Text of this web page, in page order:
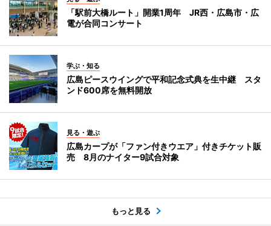
「駅前大橋ルート」開業1周年 JR西・広島市・広
電が合同コンサート
学ぶ・知る
広島ピースウイングで平和記念式典を生中継 スタ
ンド600席を無料開放
見る・遊ぶ
広島カープが「ファン付きウエア」付きチケット販
売 8月のナイター9試合対象
もっと見る